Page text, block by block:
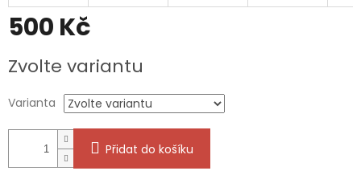
500 Kč
cena:
Zvolte variantu
Varianta
Přidat do košíku